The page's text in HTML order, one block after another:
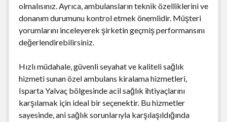
olmalısınız. Ayrıca, ambulansların teknik özelliklerini ve
donanım durumunu kontrol etmek önemlidir. Müşteri
yorumlarını inceleyerek şirketin geçmiş performansını
değerlendirebilirsiniz.
Hızlı müdahale, güvenli seyahat ve kaliteli sağlık
hizmeti sunan özel ambulans kiralama hizmetleri,
Isparta Yalvaç bölgesinde acil sağlık ihtiyaçlarını
karşılamak için ideal bir seçenektir. Bu hizmetler
sayesinde, ani sağlık sorunlarıyla karşılaşıldığında